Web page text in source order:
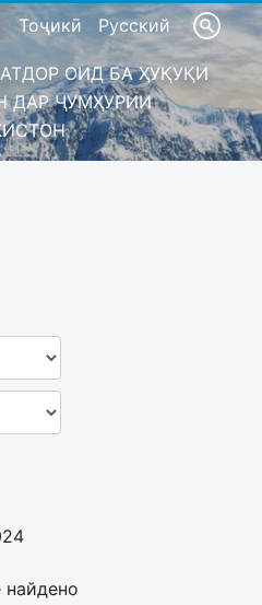
Тоҷикӣ Русский
ОИД БА ҲУҚУҚИ
ДАР ҶУМҲУРИИ